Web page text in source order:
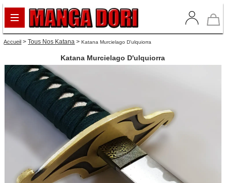
Accueil >Tous Nos Katana >Katana Murcielago D'ulquiorra
Katana Murcielago D'ulquiorra